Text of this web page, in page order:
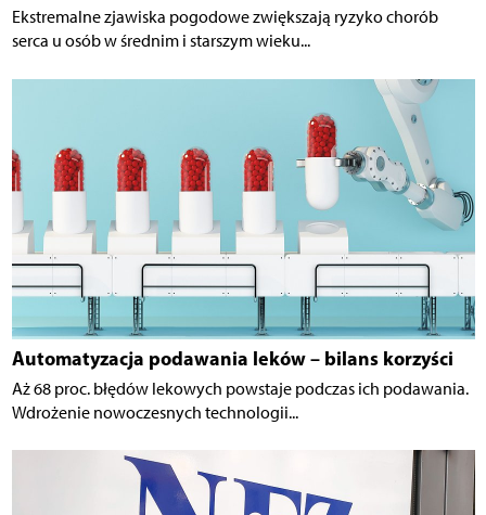
Ekstremalne zjawiska pogodowe zwiększają ryzyko chorób
serca u osób w średnim i starszym wieku...
Automatyzacja podawania leków – bilans korzyści
Aż 68 proc. błędów lekowych powstaje podczas ich podawania.
Wdrożenie nowoczesnych technologii...